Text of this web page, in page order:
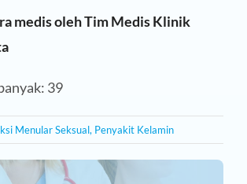
medis oleh Tim Medis Klinik
39
Menular Seksual, Penyakit Kelamin